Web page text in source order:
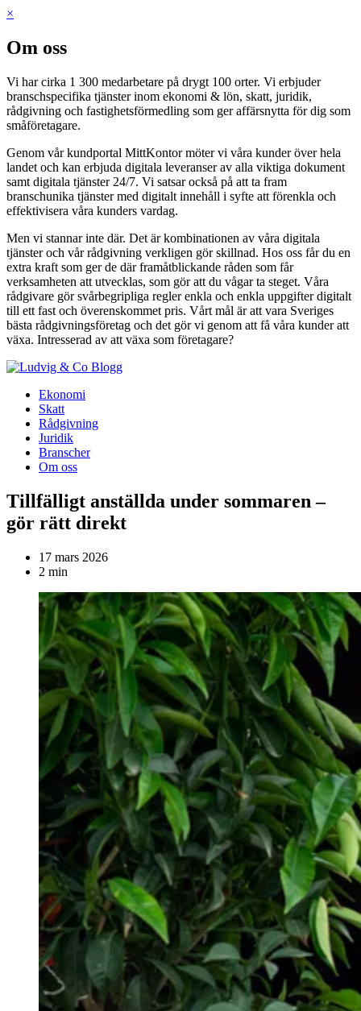
×
Om oss
Vi har cirka 1 300 medarbetare på drygt 100 orter. Vi erbjuder
branschspecifika tjänster inom ekonomi & lön, skatt, juridik,
rådgivning och fastighetsförmedling som ger affärsnytta för dig som
småföretagare.
Genom vår kundportal MittKontor möter vi våra kunder över hela
landet och kan erbjuda digitala leveranser av alla viktiga dokument
samt digitala tjänster 24/7. Vi satsar också på att ta fram
branschunika tjänster med digitalt innehåll i syfte att förenkla och
effektivisera våra kunders vardag.
Men vi stannar inte där. Det är kombinationen av våra digitala
tjänster och vår rådgivning verkligen gör skillnad. Hos oss får du en
extra kraft som ger de där framåtblickande råden som får
verksamheten att utvecklas, som gör att du vågar ta steget. Våra
rådgivare gör svårbegripliga regler enkla och enkla uppgifter digitalt
till ett fast och överenskommet pris. Vårt mål är att vara Sveriges
bästa rådgivningsföretag och det gör vi genom att få våra kunder att
växa. Intresserad av att växa som företagare?
Blogg
Ekonomi
Skatt
Rådgivning
Juridik
Branscher
Om oss
Tillfälligt anställda under sommaren –
gör rätt direkt
17 mars 2026
2 min